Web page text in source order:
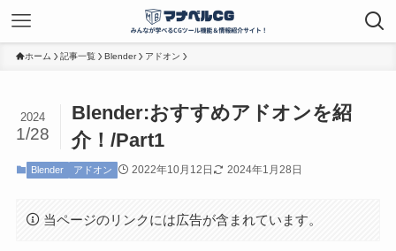
ホーム 記事一覧 Blender アドオン
Blender:おすすめアドオンを紹
介！/Part1
2024
1/28
Blender アドオン 2022年10月12日 2024年1月28日
当ページのリンクには広告が含まれています。